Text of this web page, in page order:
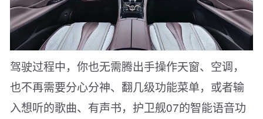
驾驶过程中，你也无需腾出手操作天窗、空调，
也不再需要分心分神、翻几级功能菜单，或者输
入想听的歌曲、有声书，护卫舰07的智能语音功